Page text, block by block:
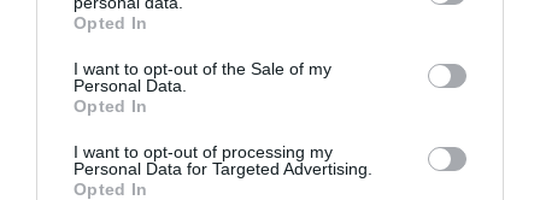
grant or deny consent to Google and its third-party tags to
use your data for below specified purposes in below Google
consent section.
Opted In
I want to opt-out of the Sale of my
Personal Data.
Opted In
I want to opt-out of processing my
Personal Data for Targeted Advertising.
Opted In